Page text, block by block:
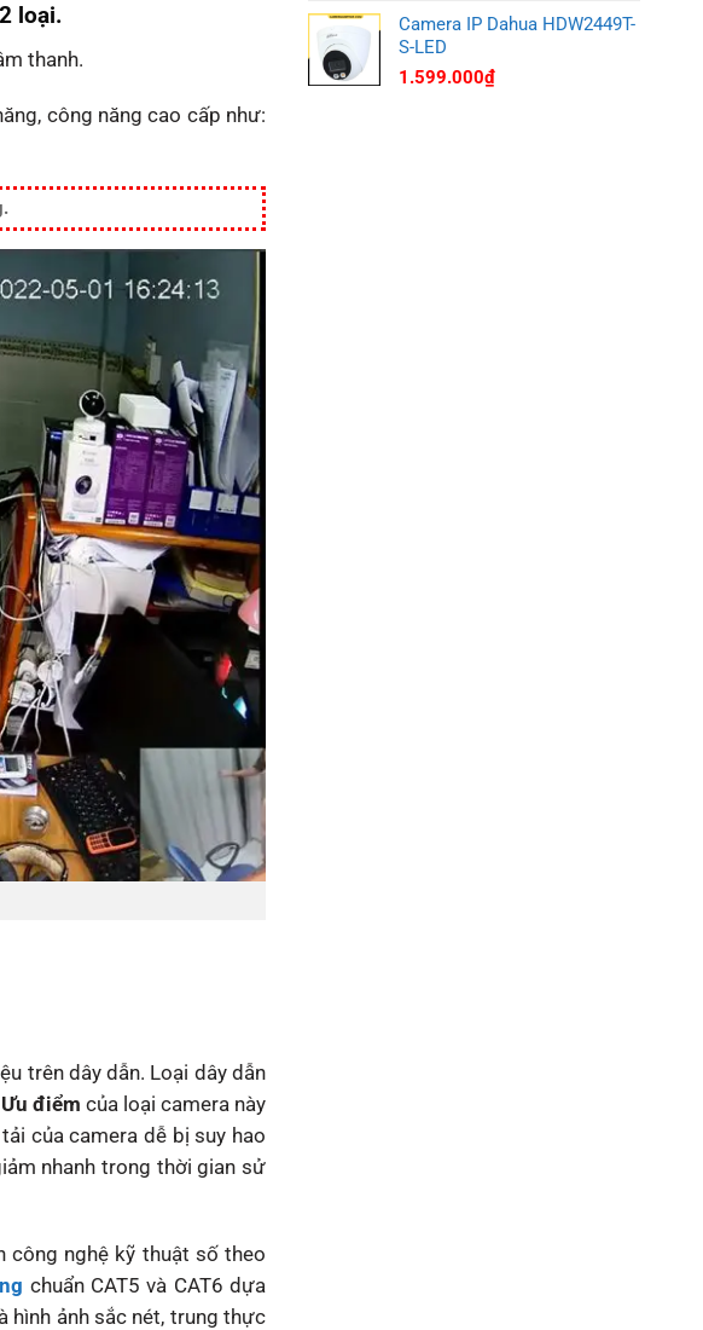
loại.
thanh.
công năng cao cấp như:
trên dây dẫn. Loại dây dẫn
Ưu điểm của loại camera này
của camera dễ bị suy hao
nhanh trong thời gian sử
công nghệ kỹ thuật số theo
chuẩn CAT5 và CAT6 dựa
hình ảnh sắc nét, trung thực
Camera IP Dahua HDW2449T-
S-LED
1.599.000₫